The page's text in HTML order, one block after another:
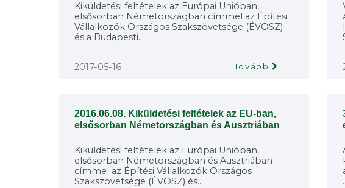
Kiküldetési feltételek az Európai Unióban,
elsősorban Németországban címmel az Építési
Vállalkozók Országos Szakszövetsége (ÉVOSZ)
és a Budapesti...
2017-05-16 Tovább
2016.06.08. Kiküldetési feltételek az EU-ban,
elsősorban Németországban és Ausztriában
Kiküldetési feltételek az Európai Unióban,
elsősorban Németországban és Ausztriában
címmel az Építési Vállalkozók Országos
Szakszövetsége (ÉVOSZ) és...